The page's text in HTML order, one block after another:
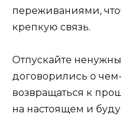
переживаниями,
крепкую связь.
Отпускайте
договорились о чем-
возвращаться к
на настоящем и